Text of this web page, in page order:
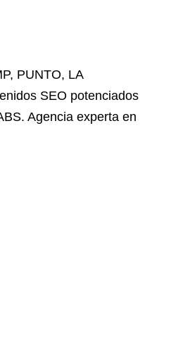
, PUNTO, LA
SEO potenciados
Agencia experta en